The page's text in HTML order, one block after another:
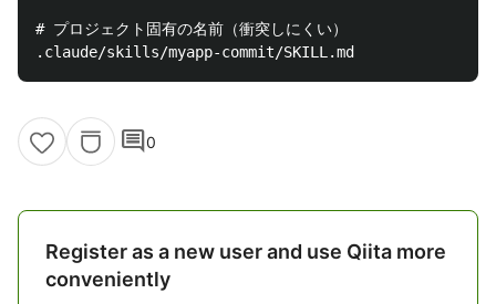
# プロジェクト固有の名前（衝突しにくい）
comment0
Register as a new user and use Qiita more
conveniently